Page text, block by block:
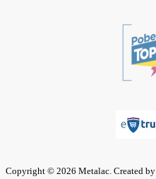
Copyright © 2026 Metalac. Created by